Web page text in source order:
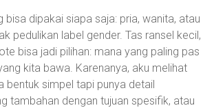
bisa dipakai siapa saja: pria, wanita, atau
pedulikan label gender. Tas ransel kecil,
bisa jadi pilihan: mana yang paling pas
kita bawa. Karenanya, aku melihat
bentuk simpel tapi punya detail
tambahan dengan tujuan spesifik, atau